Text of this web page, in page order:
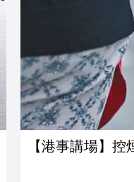
【港事講場】